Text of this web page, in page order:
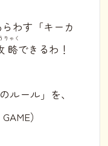
らわす「キーカ
略
りゃく
できるわ！
ルール」を、
）